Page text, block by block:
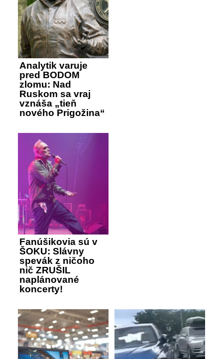
Analytik varuje
pred BODOM
zlomu: Nad
Ruskom sa vraj
vznáša „tieň
nového Prigožina“
Fanúšikovia sú v
ŠOKU: Slávny
spevák z ničoho
nič ZRUŠIL
naplánované
koncerty!